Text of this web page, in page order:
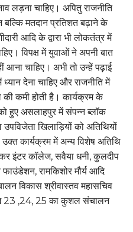
लड़ना चाहिए। अपितु राजनीति
बल्कि मतदान प्रतिशत बढ़ाने के
आदि के द्वारा भी लोकतंत्र में
विपक्ष में युवाओं ने अपनी बात
आना चाहिए। अभी तो उन्हें पढ़ाई
देना चाहिए और राजनीति में
कमी होती है। कार्यक्रम के
हुए असलाहपुर में संपन्न ब्लॉक
खिलाड़ियों को अतिथियों
उक्त कार्यक्रम में अन्य विशेष अतिथि
इंटर कॉलेज, सवैया धनी, कुलदीप
फाउंडेशन, रामकिशोर मौर्य आदि
विकास श्रीवास्तव महासचिव
23 ,24, 25 का कुशल संचालन